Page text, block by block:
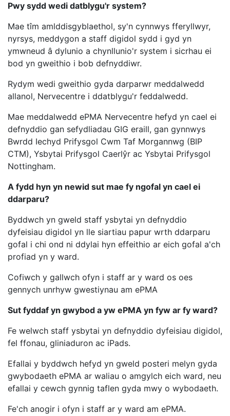
Pwy sydd wedi datblygu'r system?
Mae tîm amlddisgyblaethol, sy'n cynnwys fferyllwyr,
nyrsys, meddygon a staff digidol sydd i gyd yn
ymwneud â dylunio a chynllunio'r system i sicrhau ei
bod yn gweithio i bob defnyddiwr.
Rydym wedi gweithio gyda darparwr meddalwedd
allanol, Nervecentre i ddatblygu'r feddalwedd.
Mae meddalwedd ePMA Nervecentre hefyd yn cael ei
defnyddio gan sefydliadau GIG eraill, gan gynnwys
Bwrdd Iechyd Prifysgol Cwm Taf Morgannwg (BIP
CTM), Ysbytai Prifysgol Caerlŷr ac Ysbytai Prifysgol
Nottingham.
A fydd hyn yn newid sut mae fy ngofal yn cael ei
ddarparu?
Byddwch yn gweld staff ysbytai yn defnyddio
dyfeisiau digidol yn lle siartiau papur wrth ddarparu
gofal i chi ond ni ddylai hyn effeithio ar eich gofal a'ch
profiad yn y ward.
Cofiwch y gallwch ofyn i staff ar y ward os oes
gennych unrhyw gwestiynau am ePMA
Sut fyddaf yn gwybod a yw ePMA yn fyw ar fy ward?
Fe welwch staff ysbytai yn defnyddio dyfeisiau digidol,
fel ffonau, gliniaduron ac iPads.
Efallai y byddwch hefyd yn gweld posteri melyn gyda
gwybodaeth ePMA ar waliau o amgylch eich ward, neu
efallai y cewch gynnig taflen gyda mwy o wybodaeth.
Fe'ch anogir i ofyn i staff ar y ward am ePMA.